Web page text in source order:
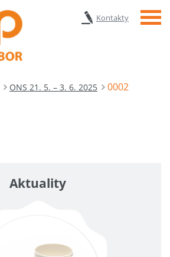
Kontakty Menu
ONS 21. 5. – 3. 6. 2025 0002
Aktuality